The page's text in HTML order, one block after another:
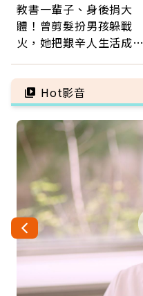
教書一輩子、身後捐大
體！曾剪髮扮男孩躲戰
火，她把艱辛人生活成風
福
Hot影音